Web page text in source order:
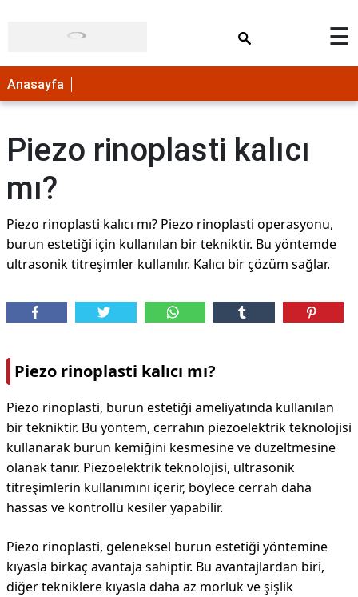
☰
Anasayfa
Piezo rinoplasti kalıcı
mı?
Piezo rinoplasti kalıcı mı? Piezo rinoplasti operasyonu,
burun estetiği için kullanılan bir tekniktir. Bu yöntemde
ultrasonik titreşimler kullanılır. Kalıcı bir çözüm sağlar.
Piezo rinoplasti kalıcı mı?
Piezo rinoplasti, burun estetiği ameliyatında kullanılan
bir tekniktir. Bu yöntem, cerrahın piezoelektrik teknolojisi
kullanarak burun kemiğini kesmesine ve düzeltmesine
olanak tanır. Piezoelektrik teknolojisi, ultrasonik
titreşimlerin kullanımını içerir, böylece cerrah daha
hassas ve kontrollü kesiler yapabilir.
Piezo rinoplasti, geleneksel burun estetiği yöntemine
kıyasla birkaç avantaja sahiptir. Bu avantajlardan biri,
diğer tekniklere kıyasla daha az morluk ve şişlik